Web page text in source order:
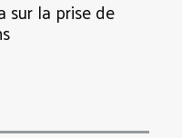
sur la prise de